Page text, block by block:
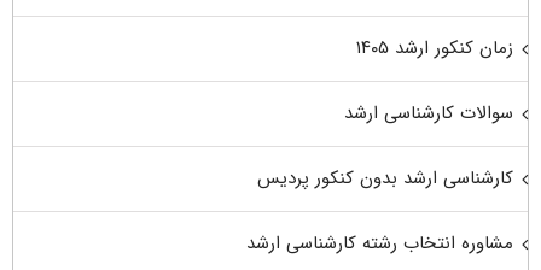
زمان کنکور ارشد ۱۴۰۵
سوالات کارشناسی ارشد
کارشناسی ارشد بدون کنکور پردیس
مشاوره انتخاب رشته کارشناسی ارشد